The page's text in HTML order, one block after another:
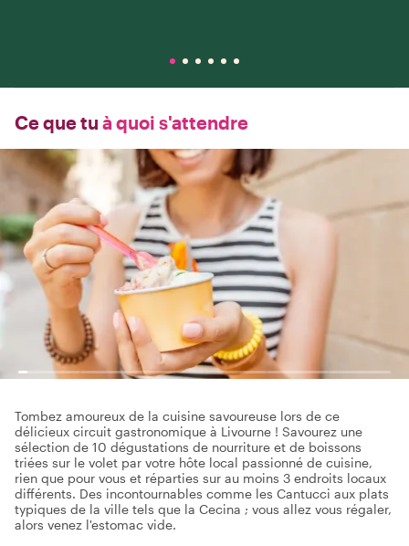
Ce que tu à quoi s'attendre
Tombez amoureux de la cuisine savoureuse lors de ce
délicieux circuit gastronomique à Livourne ! Savourez une
sélection de 10 dégustations de nourriture et de boissons
triées sur le volet par votre hôte local passionné de cuisine,
rien que pour vous et réparties sur au moins 3 endroits locaux
différents. Des incontournables comme les Cantucci aux plats
typiques de la ville tels que la Cecina ; vous allez vous régaler,
alors venez l'estomac vide.